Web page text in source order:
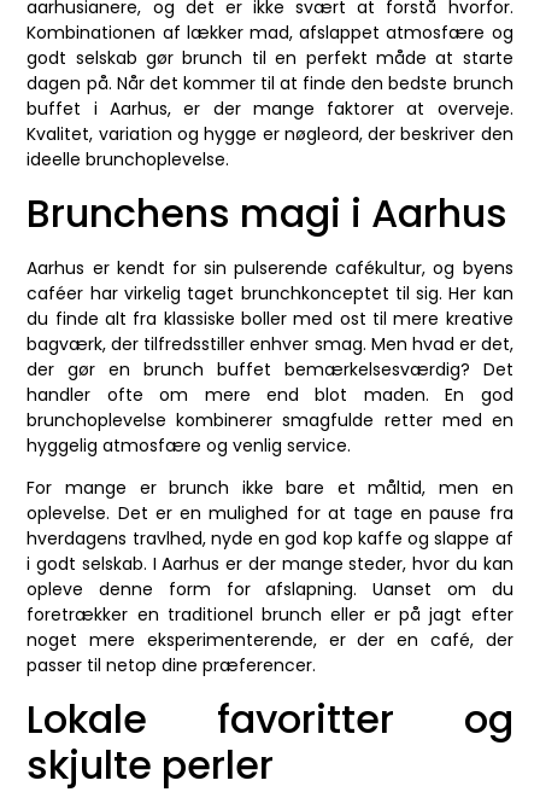
aarhusianere, og det er ikke svært at forstå hvorfor.
Kombinationen af lækker mad, afslappet atmosfære og
godt selskab gør brunch til en perfekt måde at starte
dagen på. Når det kommer til at finde den bedste brunch
buffet i Aarhus, er der mange faktorer at overveje.
Kvalitet, variation og hygge er nøgleord, der beskriver den
ideelle brunchoplevelse.
Brunchens magi i Aarhus
Aarhus er kendt for sin pulserende cafékultur, og byens
caféer har virkelig taget brunchkonceptet til sig. Her kan
du finde alt fra klassiske boller med ost til mere kreative
bagværk, der tilfredsstiller enhver smag. Men hvad er det,
der gør en brunch buffet bemærkelsesværdig? Det
handler ofte om mere end blot maden. En god
brunchoplevelse kombinerer smagfulde retter med en
hyggelig atmosfære og venlig service.
For mange er brunch ikke bare et måltid, men en
oplevelse. Det er en mulighed for at tage en pause fra
hverdagens travlhed, nyde en god kop kaffe og slappe af
i godt selskab. I Aarhus er der mange steder, hvor du kan
opleve denne form for afslapning. Uanset om du
foretrækker en traditionel brunch eller er på jagt efter
noget mere eksperimenterende, er der en café, der
passer til netop dine præferencer.
Lokale favoritter og
skjulte perler